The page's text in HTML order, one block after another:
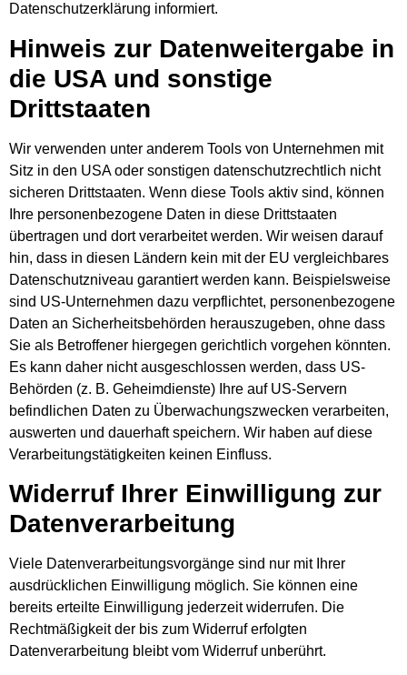
Datenschutzerklärung informiert.
Hinweis zur Datenweitergabe in
die USA und sonstige
Drittstaaten
Wir verwenden unter anderem Tools von Unternehmen mit
Sitz in den USA oder sonstigen datenschutzrechtlich nicht
sicheren Drittstaaten. Wenn diese Tools aktiv sind, können
Ihre personenbezogene Daten in diese Drittstaaten
übertragen und dort verarbeitet werden. Wir weisen darauf
hin, dass in diesen Ländern kein mit der EU vergleichbares
Datenschutzniveau garantiert werden kann. Beispielsweise
sind US-Unternehmen dazu verpflichtet, personenbezogene
Daten an Sicherheitsbehörden herauszugeben, ohne dass
Sie als Betroffener hiergegen gerichtlich vorgehen könnten.
Es kann daher nicht ausgeschlossen werden, dass US-
Behörden (z. B. Geheimdienste) Ihre auf US-Servern
befindlichen Daten zu Überwachungszwecken verarbeiten,
auswerten und dauerhaft speichern. Wir haben auf diese
Verarbeitungstätigkeiten keinen Einfluss.
Widerruf Ihrer Einwilligung zur
Datenverarbeitung
Viele Datenverarbeitungsvorgänge sind nur mit Ihrer
ausdrücklichen Einwilligung möglich. Sie können eine
bereits erteilte Einwilligung jederzeit widerrufen. Die
Rechtmäßigkeit der bis zum Widerruf erfolgten
Datenverarbeitung bleibt vom Widerruf unberührt.